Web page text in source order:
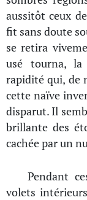
aussitôt ceux
fit sans doute
se retira
usé tourna, la
rapidité qui, de
cette naïve
disparut. Il
brillante des
cachée par un
Pendant
volets